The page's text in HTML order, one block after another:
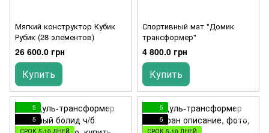
Мягкий конструктор Кубик
Рубик (28 элементов)
26 600.0 грн
Купить
Спортивный мат "Домик
трансформер"
4 800.0 грн
Купить
5
5
СРОК 5-10 ДНЕЙ
5
5
СРОК 5-10 ДНЕЙ